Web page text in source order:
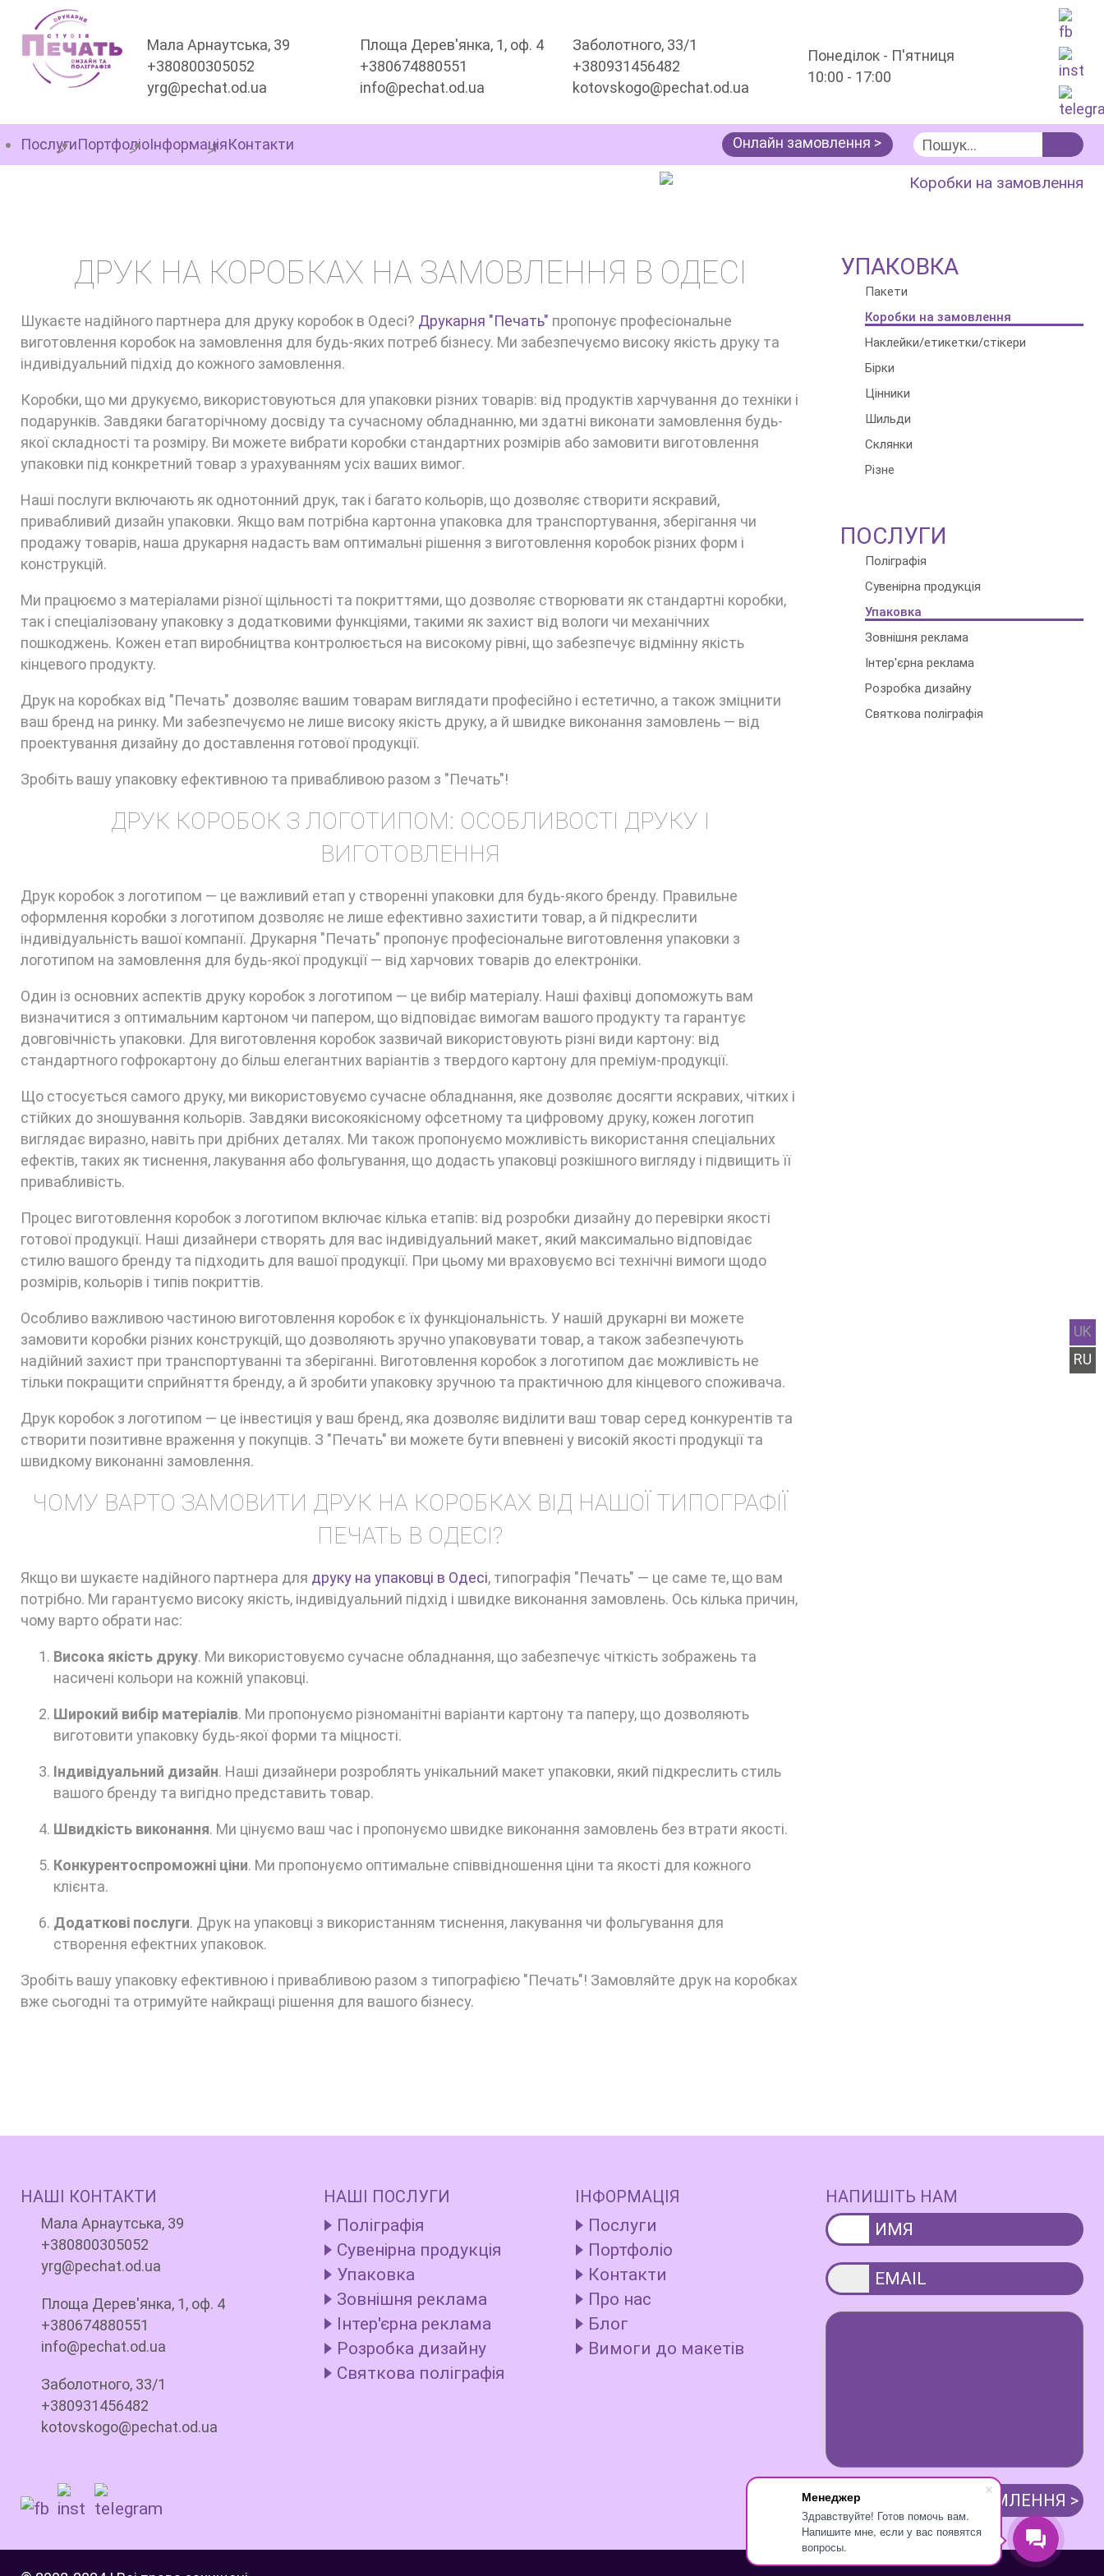
Менеджер
Здравствуйте! Готов помочь вам.
Напишите мне, если у вас появятся
вопросы.
Мала Арнаутська, 39
+380800305052
yrg@pechat.od.ua
Площа Дерев'янка, 1, оф. 4
+380674880551
info@pechat.od.ua
Заболотного, 33/1
+380931456482
kotovskogo@pechat.od.ua
Понеділок - П'ятниця
10:00 - 17:00
UK
RU
ПослугиПортфоліоІнформаціяКонтакти Онлайн замовлення >
Коробки на замовлення
ДРУК НА КОРОБКАХ НА ЗАМОВЛЕННЯ В ОДЕСІ
Шукаєте надійного партнера для друку коробок в Одесі? Друкарня "Печать" пропонує професіональне
виготовлення коробок на замовлення для будь-яких потреб бізнесу. Ми забезпечуємо високу якість друку та
індивідуальний підхід до кожного замовлення.
Коробки, що ми друкуємо, використовуються для упаковки різних товарів: від продуктів харчування до техніки і
подарунків. Завдяки багаторічному досвіду та сучасному обладнанню, ми здатні виконати замовлення будь-
якої складності та розміру. Ви можете вибрати коробки стандартних розмірів або замовити виготовлення
упаковки під конкретний товар з урахуванням усіх ваших вимог.
Наші послуги включають як однотонний друк, так і багато кольорів, що дозволяє створити яскравий,
привабливий дизайн упаковки. Якщо вам потрібна картонна упаковка для транспортування, зберігання чи
продажу товарів, наша друкарня надасть вам оптимальні рішення з виготовлення коробок різних форм і
конструкцій.
Ми працюємо з матеріалами різної щільності та покриттями, що дозволяє створювати як стандартні коробки,
так і спеціалізовану упаковку з додатковими функціями, такими як захист від вологи чи механічних
пошкоджень. Кожен етап виробництва контролюється на високому рівні, що забезпечує відмінну якість
кінцевого продукту.
Друк на коробках від "Печать" дозволяє вашим товарам виглядати професійно і естетично, а також зміцнити
ваш бренд на ринку. Ми забезпечуємо не лише високу якість друку, а й швидке виконання замовлень — від
проектування дизайну до доставлення готової продукції.
Зробіть вашу упаковку ефективною та привабливою разом з "Печать"!
ДРУК КОРОБОК З ЛОГОТИПОМ: ОСОБЛИВОСТІ ДРУКУ І
ВИГОТОВЛЕННЯ
Друк коробок з логотипом — це важливий етап у створенні упаковки для будь-якого бренду. Правильне
оформлення коробки з логотипом дозволяє не лише ефективно захистити товар, а й підкреслити
індивідуальність вашої компанії. Друкарня "Печать" пропонує професіональне виготовлення упаковки з
логотипом на замовлення для будь-якої продукції — від харчових товарів до електроніки.
Один із основних аспектів друку коробок з логотипом — це вибір матеріалу. Наші фахівці допоможуть вам
визначитися з оптимальним картоном чи папером, що відповідає вимогам вашого продукту та гарантує
довговічність упаковки. Для виготовлення коробок зазвичай використовують різні види картону: від
стандартного гофрокартону до більш елегантних варіантів з твердого картону для преміум-продукції.
Що стосується самого друку, ми використовуємо сучасне обладнання, яке дозволяє досягти яскравих, чітких і
стійких до зношування кольорів. Завдяки високоякісному офсетному та цифровому друку, кожен логотип
виглядає виразно, навіть при дрібних деталях. Ми також пропонуємо можливість використання спеціальних
ефектів, таких як тиснення, лакування або фольгування, що додасть упаковці розкішного вигляду і підвищить її
привабливість.
Процес виготовлення коробок з логотипом включає кілька етапів: від розробки дизайну до перевірки якості
готової продукції. Наші дизайнери створять для вас індивідуальний макет, який максимально відповідає
стилю вашого бренду та підходить для вашої продукції. При цьому ми враховуємо всі технічні вимоги щодо
розмірів, кольорів і типів покриттів.
Особливо важливою частиною виготовлення коробок є їх функціональність. У нашій друкарні ви можете
замовити коробки різних конструкцій, що дозволяють зручно упаковувати товар, а також забезпечують
надійний захист при транспортуванні та зберіганні. Виготовлення коробок з логотипом дає можливість не
тільки покращити сприйняття бренду, а й зробити упаковку зручною та практичною для кінцевого споживача.
Друк коробок з логотипом — це інвестиція у ваш бренд, яка дозволяє виділити ваш товар серед конкурентів та
створити позитивне враження у покупців. З "Печать" ви можете бути впевнені у високій якості продукції та
швидкому виконанні замовлення.
ЧОМУ ВАРТО ЗАМОВИТИ ДРУК НА КОРОБКАХ ВІД НАШОЇ ТИПОГРАФІЇ
ПЕЧАТЬ В ОДЕСІ?
Якщо ви шукаєте надійного партнера для друку на упаковці в Одесі, типографія "Печать" — це саме те, що вам
потрібно. Ми гарантуємо високу якість, індивідуальний підхід і швидке виконання замовлень. Ось кілька причин,
чому варто обрати нас:
Висока якість друку. Ми використовуємо сучасне обладнання, що забезпечує чіткість зображень та
насичені кольори на кожній упаковці.
Широкий вибір матеріалів. Ми пропонуємо різноманітні варіанти картону та паперу, що дозволяють
виготовити упаковку будь-якої форми та міцності.
Індивідуальний дизайн. Наші дизайнери розроблять унікальний макет упаковки, який підкреслить стиль
вашого бренду та вигідно представить товар.
Швидкість виконання. Ми цінуємо ваш час і пропонуємо швидке виконання замовлень без втрати якості.
Конкурентоспроможні ціни. Ми пропонуємо оптимальне співвідношення ціни та якості для кожного
клієнта.
Додаткові послуги. Друк на упаковці з використанням тиснення, лакування чи фольгування для
створення ефектних упаковок.
Зробіть вашу упаковку ефективною і привабливою разом з типографією "Печать"! Замовляйте друк на коробках
вже сьогодні та отримуйте найкращі рішення для вашого бізнесу.
УПАКОВКА
Пакети
Коробки на замовлення
Наклейки/етикетки/стікери
Бірки
Цінники
Шильди
Склянки
Різне
ПОСЛУГИ
Поліграфія
Сувенірна продукція
Упаковка
Зовнішня реклама
Інтер'єрна реклама
Розробка дизайну
Святкова поліграфія
НАШІ КОНТАКТИ
Мала Арнаутська, 39
+380800305052
yrg@pechat.od.ua
Площа Дерев'янка, 1, оф. 4
+380674880551
info@pechat.od.ua
Заболотного, 33/1
+380931456482
kotovskogo@pechat.od.ua
НАШІ ПОСЛУГИ
Поліграфія
Сувенірна продукція
Упаковка
Зовнішня реклама
Інтер'єрна реклама
Розробка дизайну
Святкова поліграфія
ІНФОРМАЦІЯ
Послуги
Портфоліо
Контакти
Про нас
Блог
Вимоги до макетів
НАПИШІТЬ НАМ